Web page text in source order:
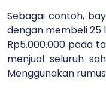
Sebagai contoh,
dengan membeli 25
Rp5.000.000 pada
menjual seluruh
Menggunakan